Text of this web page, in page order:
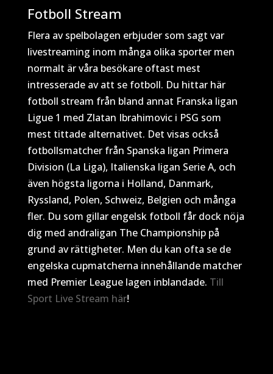
Fotboll Stream
Flera av spelbolagen erbjuder som sagt var
livestreaming inom många olika sporter men
normalt är våra besökare oftast mest
intresserade av att se fotboll. Du hittar här
fotboll stream från bland annat Franska ligan
Ligue 1 med Zlatan Ibrahimovic i PSG som
mest tittade alternativet. Det visas också
fotbollsmatcher från Spanska ligan Primera
Division (La Liga), Italienska ligan Serie A, och
även högsta ligorna i Holland, Danmark,
Ryssland, Polen, Schweiz, Belgien och många
fler. Du som gillar engelsk fotboll får dock nöja
dig med andraligan The Championship på
grund av rättigheter. Men du kan ofta se de
engelska cupmatcherna innehållande matcher
med Premier League lagen inblandade. Till
Sport Live Stream här!